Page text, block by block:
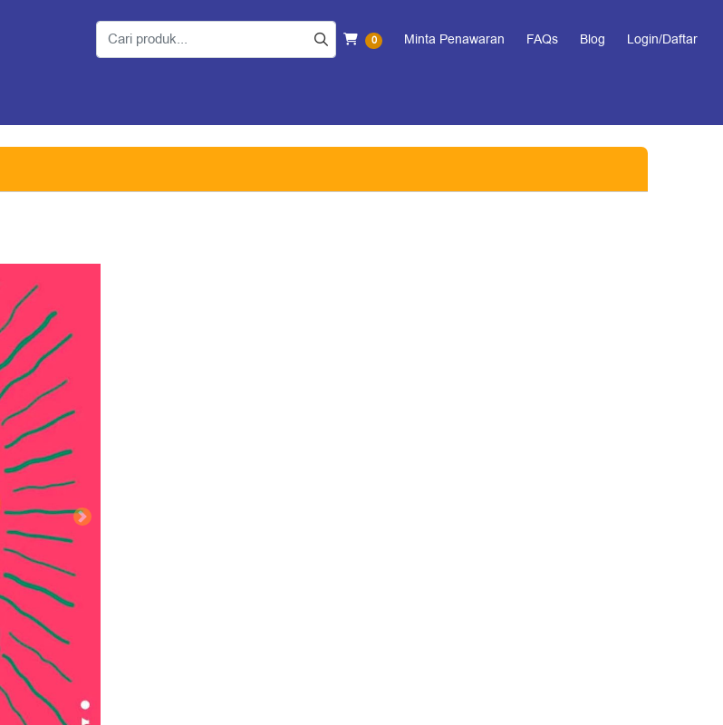
Keranjang Belanja
0 Minta Penawaran FAQs Blog Login/Daftar